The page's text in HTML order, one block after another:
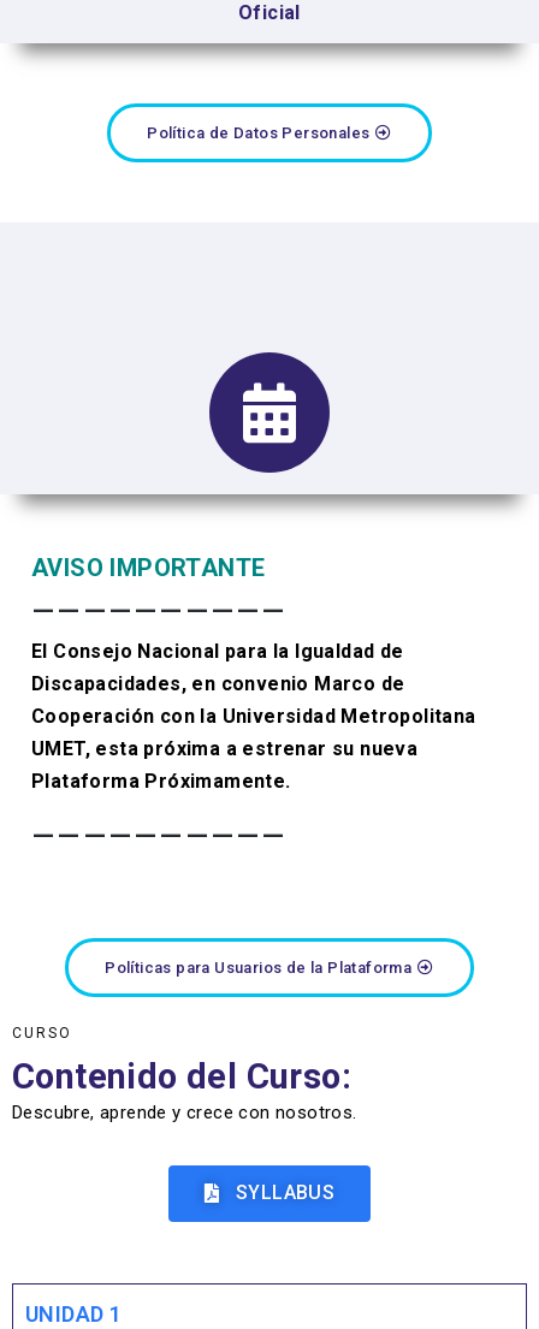
Oficial
Política de Datos Personales
AVISO IMPORTANTE
——————————
El Consejo Nacional para la Igualdad de
Discapacidades, en convenio Marco de
Cooperación con la Universidad Metropolitana
UMET, esta próxima a estrenar su nueva
Plataforma Próximamente.
——————————
Políticas para Usuarios de la Plataforma
CURSO
Contenido del Curso:
Descubre, aprende y crece con nosotros.
SYLLABUS
UNIDAD 1